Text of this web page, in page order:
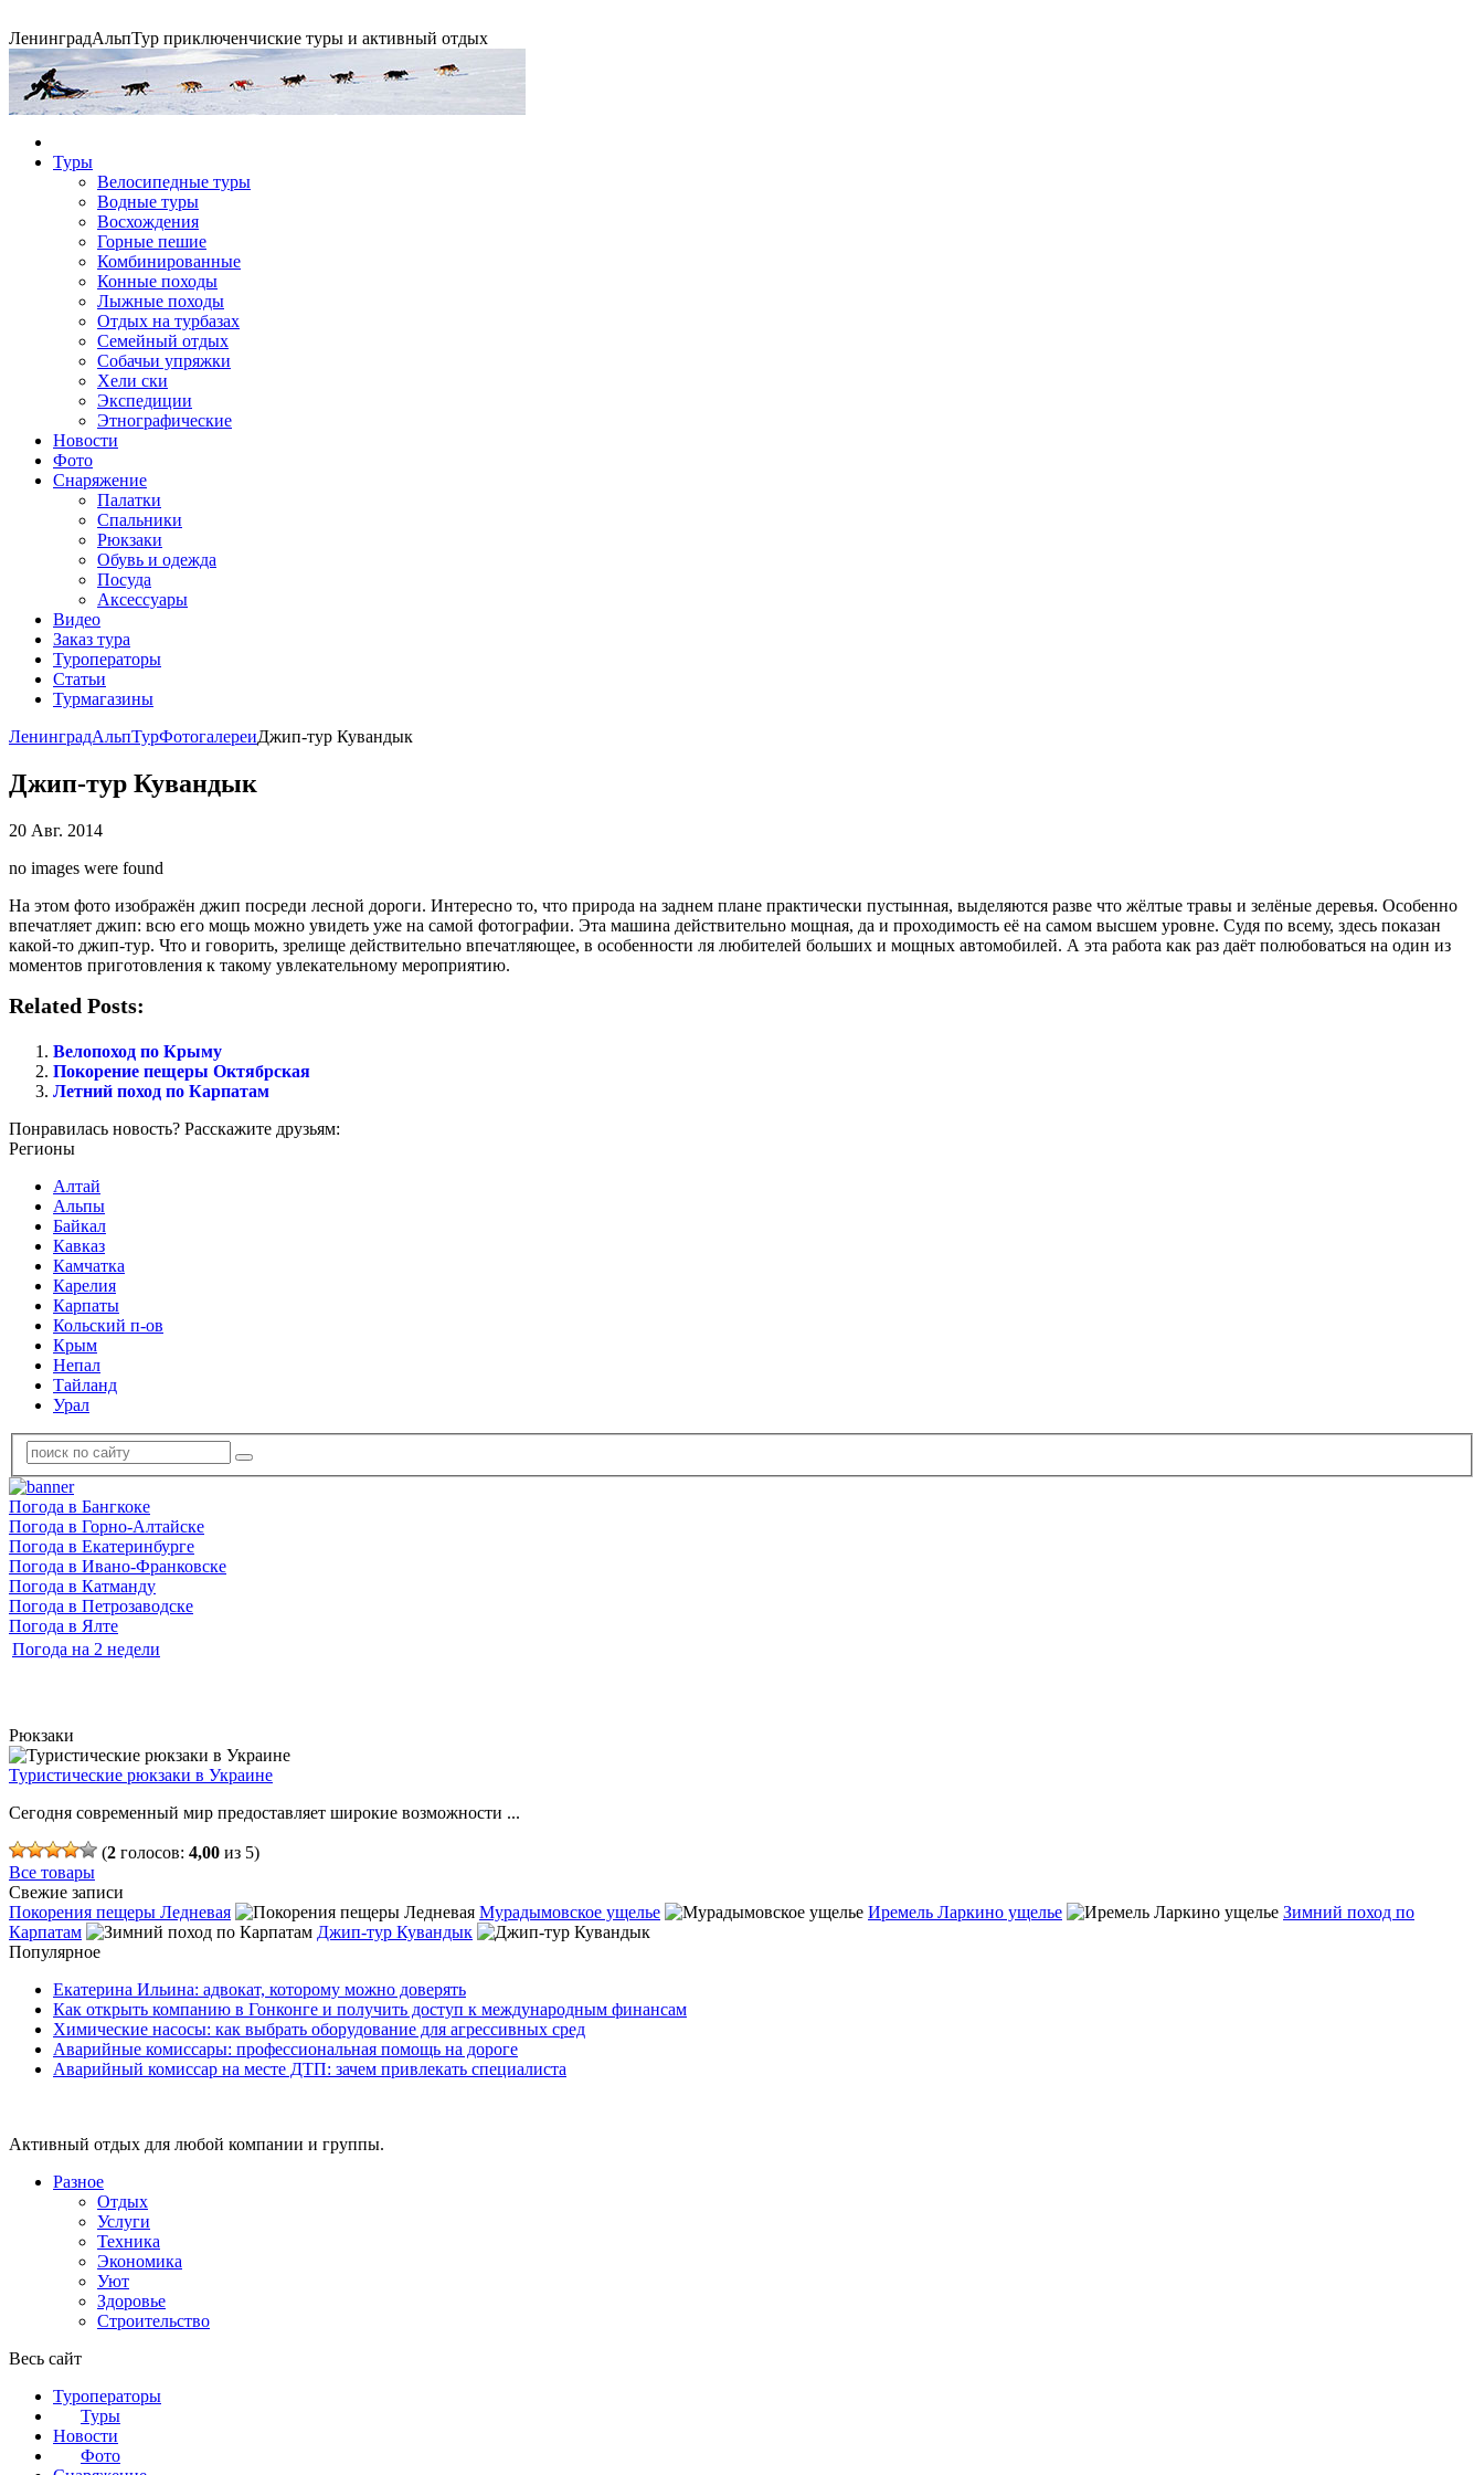
ЛенинградАльпТур приключенчиские туры и активный отдых
Горные экспедиции
Туры
Велосипедные туры
Водные туры
Восхождения
Горные пешие
Комбинированные
Конные походы
Лыжные походы
Отдых на турбазах
Семейный отдых
Собачьи упряжки
Хели ски
Экспедиции
Этнографические
Новости
Фото
Снаряжение
Палатки
Спальники
Рюкзаки
Обувь и одежда
Посуда
Аксессуары
Видео
Заказ тура
Туроператоры
Статьи
Турмагазины
ЛенинградАльпТурФотогалереиДжип-тур Кувандык
Джип-тур Кувандык
20 Авг. 2014
no images were found
На этом фото изображён джип посреди лесной дороги. Интересно то, что природа на заднем плане практически пустынная, выделяются разве что жёлтые травы и зелёные деревья. Особенно
впечатляет джип: всю его мощь можно увидеть уже на самой фотографии. Эта машина действительно мощная, да и проходимость её на самом высшем уровне. Судя по всему, здесь показан
какой-то джип-тур. Что и говорить, зрелище действительно впечатляющее, в особенности ля любителей больших и мощных автомобилей. А эта работа как раз даёт полюбоваться на один из
моментов приготовления к такому увлекательному мероприятию.
Related Posts:
Велопоход по Крыму
Покорение пещеры Октябрская
Летний поход по Карпатам
Понравилась новость? Расскажите друзьям:
Регионы
Алтай
Альпы
Байкал
Кавказ
Камчатка
Карелия
Карпаты
Кольский п-ов
Крым
Непал
Тайланд
Урал
Погода в Бангкоке
Погода в Горно-Алтайске
Погода в Екатеринбурге
Погода в Ивано-Франковске
Погода в Катманду
Погода в Петрозаводске
Погода в Ялте
Погода на 2 недели
Рюкзаки
Туристические рюкзаки в Украине
Сегодня современный мир предоставляет широкие возможности ...
(2 голосов: 4,00 из 5)
Все товары
Свежие записи
Покорения пещеры Ледневая
Мурадымовское ущелье Иремель Ларкино ущелье
Зимний поход по
Карпатам
Джип-тур Кувандык
Популярное
Екатерина Ильина: адвокат, которому можно доверять
Как открыть компанию в Гонконге и получить доступ к международным финансам
Химические насосы: как выбрать оборудование для агрессивных сред
Аварийные комиссары: профессиональная помощь на дороге
Аварийный комиссар на месте ДТП: зачем привлекать специалиста
Активный отдых для любой компании и группы.
Разное
Отдых
Услуги
Техника
Экономика
Уют
Здоровье
Строительство
Весь сайт
Туроператоры
Туры
Новости
Фото